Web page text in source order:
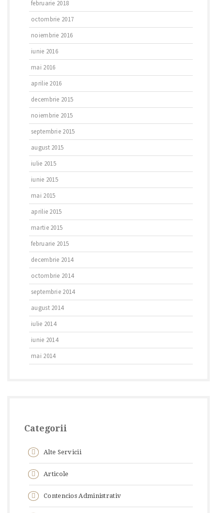
februarie 2018
octombrie 2017
noiembrie 2016
iunie 2016
mai 2016
aprilie 2016
decembrie 2015
noiembrie 2015
septembrie 2015
august 2015
iulie 2015
iunie 2015
mai 2015
aprilie 2015
martie 2015
februarie 2015
decembrie 2014
octombrie 2014
septembrie 2014
august 2014
iulie 2014
iunie 2014
mai 2014
Categorii
Alte Servicii
Articole
Contencios Administrativ